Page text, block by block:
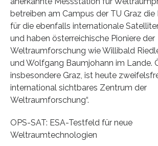
betreiben am Campus der TU Graz
für die ebenfalls internationale
und haben österreichische Pioniere der
Weltraumforschung wie Willibald
und Wolfgang Baumjohann im Lande.
insbesondere Graz, ist heute
international sichtbares Zentrum der
Weltraumforschung“.
OPS-SAT: ESA-Testfeld für neue
Weltraumtechnologien